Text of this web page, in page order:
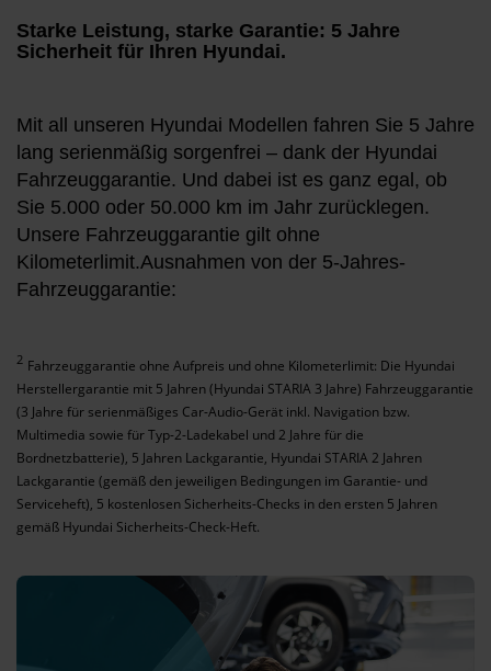
Starke Leistung, starke Garantie: 5 Jahre
Sicherheit für Ihren Hyundai.
Mit all unseren Hyundai Modellen fahren Sie 5 Jahre
lang serienmäßig sorgenfrei – dank der Hyundai
Fahrzeuggarantie. Und dabei ist es ganz egal, ob
Sie 5.000 oder 50.000 km im Jahr zurücklegen.
Unsere Fahrzeuggarantie gilt ohne
Kilometerlimit.Ausnahmen von der 5-Jahres-
Fahrzeuggarantie:
2 Fahrzeuggarantie ohne Aufpreis und ohne Kilometerlimit: Die Hyundai
Herstellergarantie mit 5 Jahren (Hyundai STARIA 3 Jahre) Fahrzeuggarantie
(3 Jahre für serienmäßiges Car-Audio-Gerät inkl. Navigation bzw.
Multimedia sowie für Typ-2-Ladekabel und 2 Jahre für die
Bordnetzbatterie), 5 Jahren Lackgarantie, Hyundai STARIA 2 Jahren
Lackgarantie (gemäß den jeweiligen Bedingungen im Garantie- und
Serviceheft), 5 kostenlosen Sicherheits-Checks in den ersten 5 Jahren
gemäß Hyundai Sicherheits-Check-Heft.